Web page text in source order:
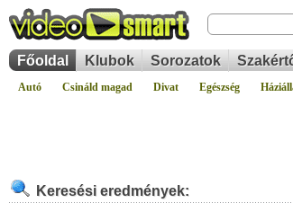
Főoldal Klubok Sorozatok
Autó Csináld magad Divat Egészség
Keresési eredmények: